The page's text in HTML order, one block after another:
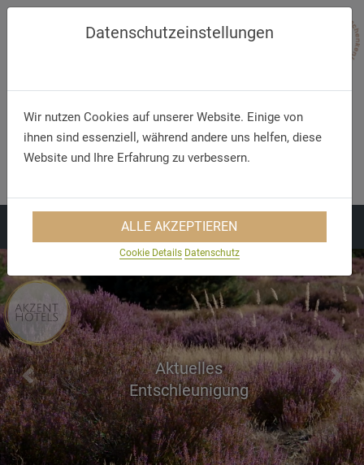
Telefon/WhatsApp
Aktuelles
Entschleunigung
Previous Next
Datenschutzeinstellungen
Wir nutzen Cookies auf unserer Website. Einige von
ihnen sind essenziell, während andere uns helfen, diese
Website und Ihre Erfahrung zu verbessern.
ALLE AKZEPTIEREN
Cookie Details Datenschutz